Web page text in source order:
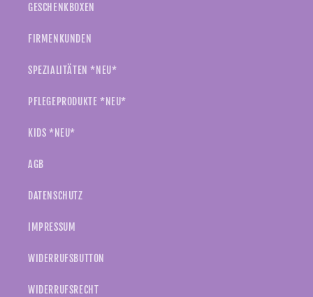
GESCHENKBOXEN
FIRMENKUNDEN
SPEZIALITÄTEN *NEU*
PFLEGEPRODUKTE *NEU*
KIDS *NEU*
AGB
DATENSCHUTZ
IMPRESSUM
WIDERRUFSBUTTON
WIDERRUFSRECHT